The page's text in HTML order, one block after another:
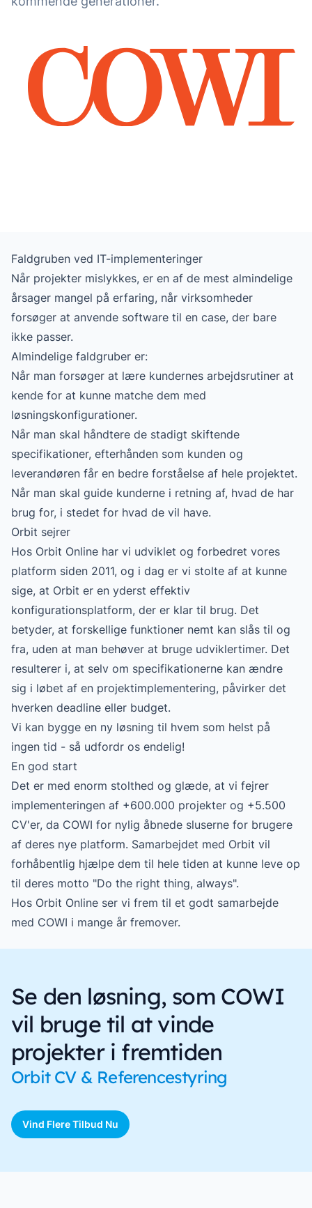
Faldgruben ved IT-implementeringer
Når projekter mislykkes, er en af de mest almindelige
årsager mangel på erfaring, når virksomheder
forsøger at anvende software til en case, der bare
ikke passer.
Almindelige faldgruber er:
Når man forsøger at lære kundernes arbejdsrutiner at
kende for at kunne matche dem med
løsningskonfigurationer.
Når man skal håndtere de stadigt skiftende
specifikationer, efterhånden som kunden og
leverandøren får en bedre forståelse af hele projektet.
Når man skal guide kunderne i retning af, hvad de har
brug for, i stedet for hvad de vil have.
Orbit sejrer
Hos Orbit Online har vi udviklet og forbedret vores
platform siden 2011, og i dag er vi stolte af at kunne
sige, at Orbit er en yderst effektiv
konfigurationsplatform, der er klar til brug. Det
betyder, at forskellige funktioner nemt kan slås til og
fra, uden at man behøver at bruge udviklertimer. Det
resulterer i, at selv om specifikationerne kan ændre
sig i løbet af en projektimplementering, påvirker det
hverken deadline eller budget.
Vi kan bygge en ny løsning til hvem som helst på
ingen tid - så udfordr os endelig!
En god start
Det er med enorm stolthed og glæde, at vi fejrer
implementeringen af +600.000 projekter og +5.500
CV'er, da COWI for nylig åbnede sluserne for brugere
af deres nye platform. Samarbejdet med Orbit vil
forhåbentlig hjælpe dem til hele tiden at kunne leve op
til deres motto "Do the right thing, always".
Hos Orbit Online ser vi frem til et godt samarbejde
med COWI i mange år fremover.
Se den løsning, som COWI
vil bruge til at vinde
projekter i fremtiden
Orbit CV & Referencestyring
Vind Flere Tilbud Nu